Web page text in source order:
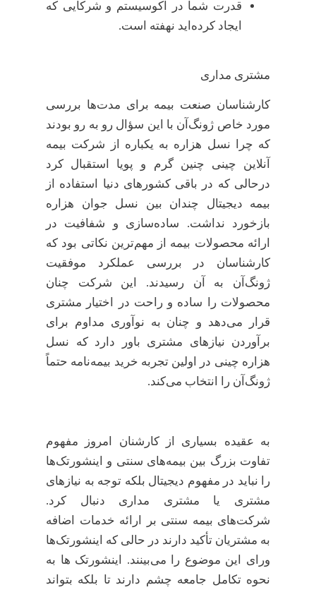
قدرت شما در اکوسیستم و شرکایی که
ایجاد کرده‌اید نهفته است.
مشتری مداری
کارشناسان صنعت بیمه برای مدت‌ها بررسی
مورد خاص ژونگ‌آن با این سؤال رو به رو بودند
که چرا نسل هزاره به یکباره از شرکت بیمه
آنلاین چینی چنین گرم و پویا استقبال کرد
درحالی که در باقی کشورهای دنیا استفاده از
بیمه دیجیتال چندان بین نسل جوان هزاره
بازخورد نداشت. ساده‌سازی و شفافیت در
ارائه محصولات بیمه از مهم‌ترین نکاتی بود که
کارشناسان در بررسی عملکرد موفقیت
ژونگ‌آن به آن رسیدند. این شرکت چنان
محصولات را ساده و راحت در اختیار مشتری
قرار می‌دهد و چنان به نوآوری مداوم برای
برآوردن نیازهای مشتری باور دارد که نسل
هزاره چینی در اولین تجربه خرید بیمه‌نامه حتماً
ژونگ‌آن را انتخاب می‌کند.
به عقیده بسیاری از کارشنان امروز مفهوم
تفاوت بزرگ بین بیمه‌های سنتی و اینشورتک‌ها
را نباید در مفهوم دیجیتال بلکه توجه به نیازهای
مشتری یا مشتری مداری دنبال کرد.
شرکت‌های بیمه سنتی بر ارائه خدمات اضافه
به مشتریان تأکید دارند در حالی که اینشورتک‌ها
ورای این موضوع را می‌بینند. اینشورتک ها به
نحوه تکامل جامعه چشم دارند تا بلکه بتواند